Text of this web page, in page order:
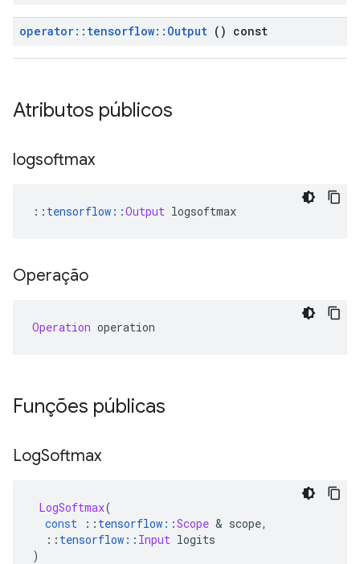
operator:: tensorflow:: Output () const
Atributos públicos
logsoftmax
:: tensorflow ::Output logsoftmax
Operação
Operation operation
Funções públicas
LogSoftmax
LogSoftmax(
const
:: tensorflow ::Scope & scope,
:: tensorflow :: Input logits
)